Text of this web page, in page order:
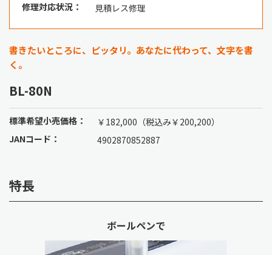
修理対応状況： 見積レス修理
書きたいところに、ピッタリ。あなたに代わって、文字を書
く。
BL-80N
標準希望小売価格：
￥182,000（税込み￥200,200）
JANコード：
4902870852887
特長
ボールペンで